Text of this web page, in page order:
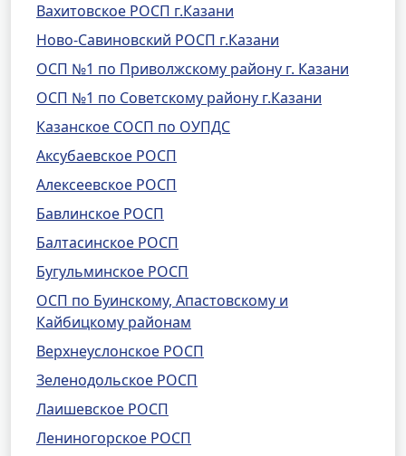
Вахитовское РОСП г.Казани
Ново-Савиновский РОСП г.Казани
ОСП №1 по Приволжскому району г. Казани
ОСП №1 по Советскому району г.Казани
Казанское СОСП по ОУПДС
Аксубаевское РОСП
Алексеевское РОСП
Бавлинское РОСП
Балтасинское РОСП
Бугульминское РОСП
ОСП по Буинскому, Апастовскому и
Кайбицкому районам
Верхнеуслонское РОСП
Зеленодольское РОСП
Лаишевское РОСП
Лениногорское РОСП